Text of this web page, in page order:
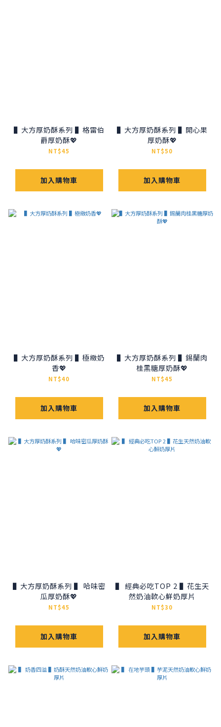
▌大方厚奶酥系列 ▌格雷伯
爵厚奶酥💖
NT$45
加入購物車
▌大方厚奶酥系列 ▌開心果
厚奶酥💖
NT$50
加入購物車
▌大方厚奶酥系列 ▌極緻奶
香💖
NT$40
加入購物車
▌大方厚奶酥系列 ▌錫蘭肉
桂黑糖厚奶酥💖
NT$45
加入購物車
▌大方厚奶酥系列 ▌ 哈味密
瓜厚奶酥💖
NT$45
加入購物車
▌ 經典必吃TOP 2 ▌花生天
然奶油軟心鮮奶厚片
NT$30
加入購物車